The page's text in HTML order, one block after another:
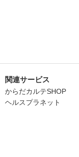
関連サービス
からだカルテSHOP
ヘルスプラネット